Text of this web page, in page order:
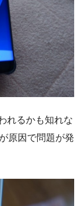
れるかも知れな
原因で問題が発